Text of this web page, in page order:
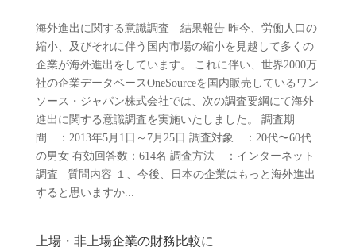
海外進出に関する意識調査 結果報告 昨今、労働人口の
縮小、及びそれに伴う国内市場の縮小を見越して多くの
企業が海外進出をしています。 これに伴い、世界2000万
社の企業データベースOneSourceを国内販売しているワン
ソース・ジャパン株式会社では、次の調査要綱にて海外
進出に関する意識調査を実施いたしました。 調査期
間 ：2013年5月1日～7月25日 調査対象 ：20代〜60代
の男女 有効回答数：614名 調査方法 ：インターネット
調査 質問内容 １、今後、日本の企業はもっと海外進出
すると思いますか...
上場・非上場企業の財務比較に